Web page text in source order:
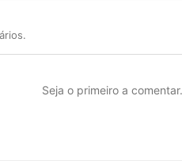
Seja o primeiro a comentar.